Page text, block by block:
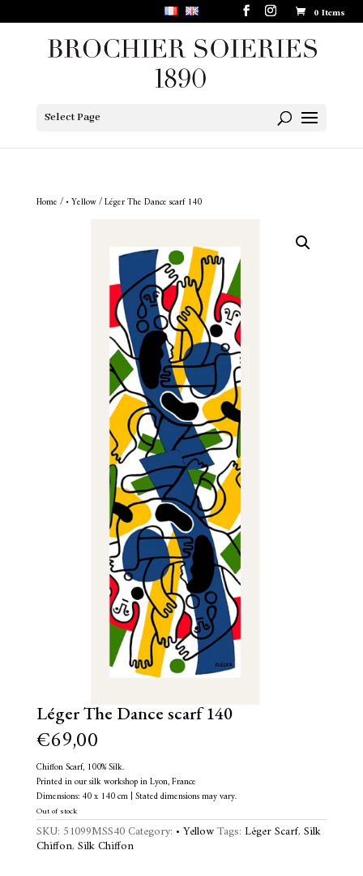
0 Items
Select Page
Home / • Yellow/ Léger The Dance scarf 140
Léger The Dance scarf 140
€69,00
Chiffon Scarf, 100% Silk.
Printed in our silk workshop in Lyon, France
Dimensions: 40 x 140 cm | Stated dimensions may vary.
Out of stock
SKU: 51099MSS40 Category: • YellowTags: Léger Scarf, Silk
Chiffon, Silk Chiffon